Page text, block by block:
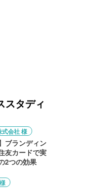
スタディ
会社 様
ブランディン
友カードで実
2つの効果